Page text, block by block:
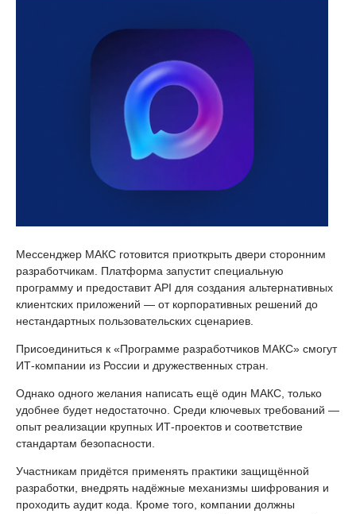
Мессенджер МАКС готовится приоткрыть двери сторонним
разработчикам. Платформа запустит специальную
программу и предоставит API для создания альтернативных
клиентских приложений — от корпоративных решений до
нестандартных пользовательских сценариев.
Присоединиться к «Программе разработчиков МАКС» смогут
ИТ-компании из России и дружественных стран.
Однако одного желания написать ещё один МАКС, только
удобнее будет недостаточно. Среди ключевых требований —
опыт реализации крупных ИТ-проектов и соответствие
стандартам безопасности.
Участникам придётся применять практики защищённой
разработки, внедрять надёжные механизмы шифрования и
проходить аудит кода. Кроме того, компании должны